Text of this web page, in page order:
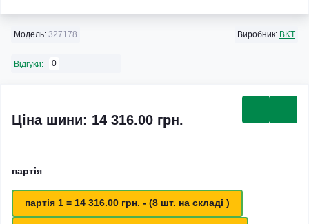
Модель: 327178 Виробник: BKT
Відгуки: 0
Ціна шини: 14 316.00 грн.
партія
партія 1 = 14 316.00 грн. - (8 шт. на складі )